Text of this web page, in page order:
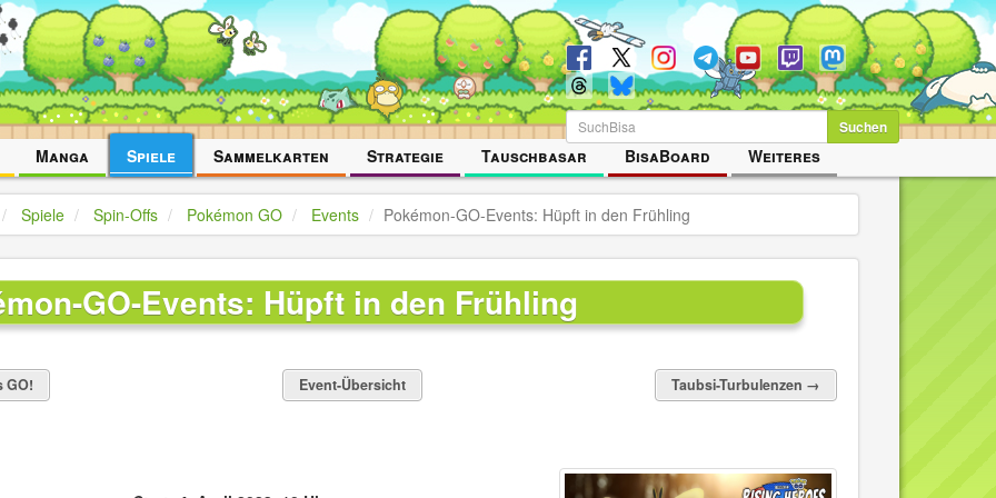
Manga Spiele Sammelkarten Strategie Tauschbasar BisaBoard Weiteres
Suchen
Spiele Spin-Offs Pokémon GO Events Pokémon-GO-Events: Hüpft in den Frühling
GO-Events: Hüpft in den Frühling
GO! Event-Übersicht Taubsi-Turbulenzen →